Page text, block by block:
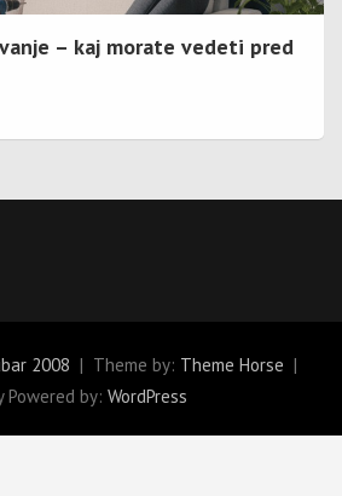
– kaj morate vedeti pred
2008 Theme by: Theme Horse
Powered by: WordPress